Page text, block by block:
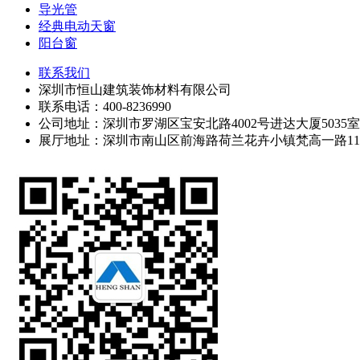
导光管
经典电动天窗
阳台窗
联系我们
深圳市恒山建筑装饰材料有限公司
联系电话：400-8236990
公司地址：深圳市罗湖区宝安北路4002号进达大厦5035室
展厅地址：深圳市南山区前海路荷兰花卉小镇梵高一路